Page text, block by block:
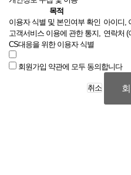
목적
이용자 식별 및 본인여부 확인 아이디,
고객서비스 이용에 관한 통지,
CS대응을 위한 이용자 식별
연락처 (
회원가입 약관에 모두 동의합니다
취소